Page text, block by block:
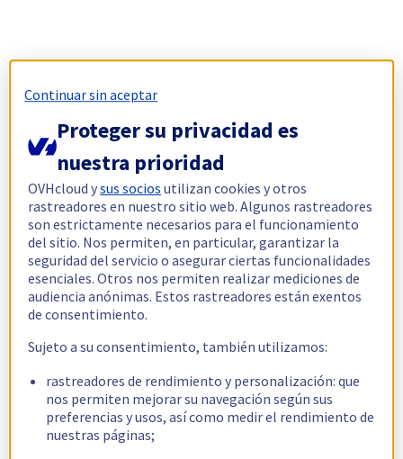
Continuar sin aceptar
Proteger su privacidad es
nuestra prioridad
OVHcloud ysus socios utilizan cookies y otros
rastreadores en nuestro sitio web. Algunos rastreadores
son estrictamente necesarios para el funcionamiento
del sitio. Nos permiten, en particular, garantizar la
seguridad del servicio o asegurar ciertas funcionalidades
esenciales. Otros nos permiten realizar mediciones de
audiencia anónimas. Estos rastreadores están exentos
de consentimiento.
Sujeto a su consentimiento, también utilizamos:
rastreadores de rendimiento y personalización: que
nos permiten mejorar su navegación según sus
preferencias y usos, así como medir el rendimiento de
nuestras páginas;